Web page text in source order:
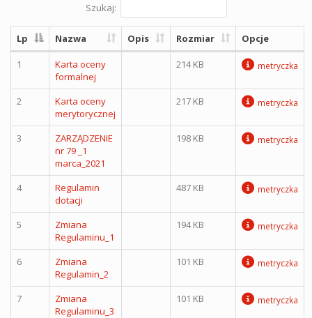
Szukaj:
Lp Nazwa Opis Rozmiar Opcje
1
Karta oceny
formalnej
214 KB metryczka
2
Karta oceny
merytorycznej
217 KB metryczka
3
ZARZĄDZENIE
nr 79 _1
marca_2021
198 KB metryczka
4
Regulamin
dotacji
487 KB metryczka
5
Zmiana
Regulaminu_1
194 KB metryczka
6
Zmiana
Regulamin_2
101 KB metryczka
7
Zmiana
Regulaminu_3
101 KB metryczka